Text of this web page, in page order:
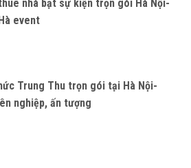
nhà bạt sự kiện trọn gói Hà Nội-
event
Trung Thu trọn gói tại Hà Nội-
nghiệp, ấn tượng